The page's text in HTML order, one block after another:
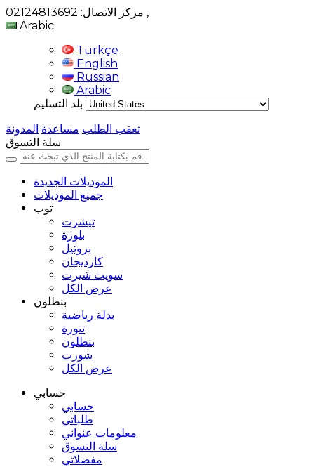
,
Arabic
Türkçe
English
Russian
Arabic
بلد التسليم
تعقب الطلب مساعدة المدونة
سلة التسوق
الموديلات الجديدة
جميع الموديلات
توب
تيشرت
بلوزة
بروتيل
كارديجان
سويت شيرت
عرض الكل
بنطلون
بدلة رياضية
تنورة
بنطلون
شورت
عرض الكل
حسابي
حسابي
طلباتي
معلومات عنواني
سلة التسوق
مفضلاتي